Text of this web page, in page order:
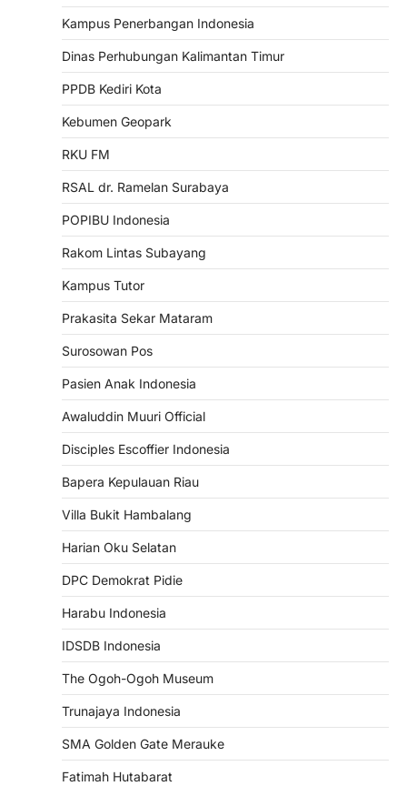
Kampus Penerbangan Indonesia
Dinas Perhubungan Kalimantan Timur
PPDB Kediri Kota
Kebumen Geopark
RKU FM
RSAL dr. Ramelan Surabaya
POPIBU Indonesia
Rakom Lintas Subayang
Kampus Tutor
Prakasita Sekar Mataram
Surosowan Pos
Pasien Anak Indonesia
Awaluddin Muuri Official
Disciples Escoffier Indonesia
Bapera Kepulauan Riau
Villa Bukit Hambalang
Harian Oku Selatan
DPC Demokrat Pidie
Harabu Indonesia
IDSDB Indonesia
The Ogoh-Ogoh Museum
Trunajaya Indonesia
SMA Golden Gate Merauke
Fatimah Hutabarat